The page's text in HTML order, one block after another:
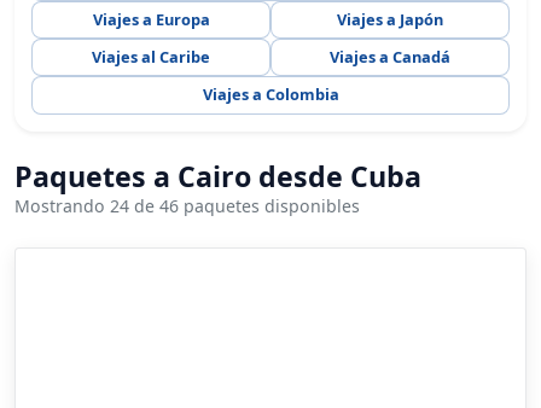
Viajes a Europa
Viajes a Japón
Viajes al Caribe
Viajes a Canadá
Viajes a Colombia
Paquetes a Cairo desde Cuba
Mostrando 24 de 46 paquetes disponibles